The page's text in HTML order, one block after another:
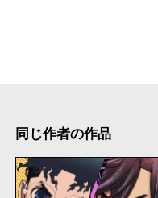
同じ作者の作品